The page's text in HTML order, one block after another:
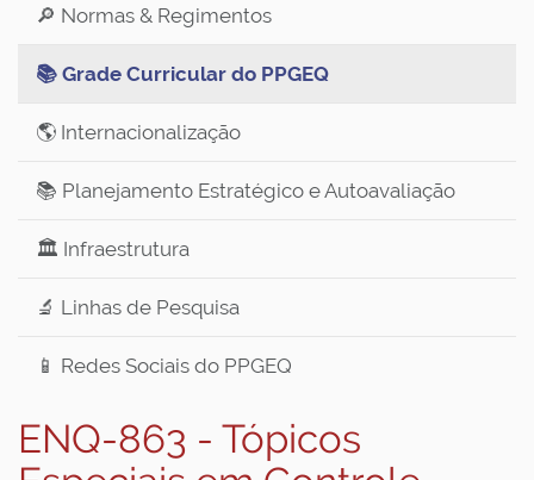
🔎 Normas & Regimentos
📚 Grade Curricular do PPGEQ
🌎 Internacionalização
📚 Planejamento Estratégico e Autoavaliação
🏛️ Infraestrutura
🔬 Linhas de Pesquisa
📱 Redes Sociais do PPGEQ
ENQ-863 - Tópicos